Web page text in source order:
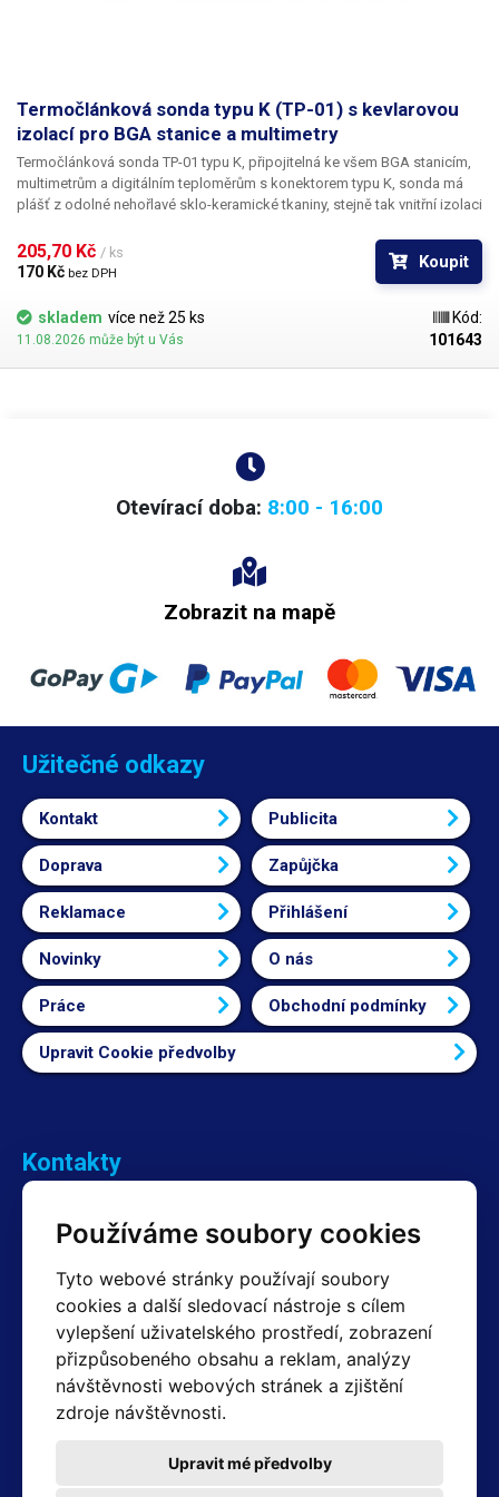
Používáme soubory cookies
Tyto webové stránky používají soubory
cookies a další sledovací nástroje s cílem
vylepšení uživatelského prostředí, zobrazení
přizpůsobeného obsahu a reklam, analýzy
návštěvnosti webových stránek a zjištění
zdroje návštěvnosti.
Upravit mé předvolby
Termočlánková sonda typu K (TP-01) s kevlarovou
izolací pro BGA stanice a multimetry
Termočlánková sonda TP-01 typu K, připojitelná ke všem BGA stanicím,
multimetrům a digitálním teploměrům s konektorem typu K, sonda má
plášť z odolné nehořlavé sklo-keramické tkaniny, stejně tak vnitřní izolaci
při teplotě 400°C). Sonda je identická se sondou dodávanou k
digitálnímu teploměru TM-902C - použitelná jako náhradní díl. Sonda je
vhodná k měření teploty vzduchu a k měření povrchové teploty a může
být napevno připevněna k měřeným objektům. Ideální pro
rework BGA
čipů, kdy je zapotřebí monitorovat teplotu čipu nebo pro pájení citlivých
Použitýmateriál termočlánku - chrom a hliník(Cr-Al). Ideální pro
205,70 Kč / ks
170 Kč bez DPH
Koupit
skladem více než 25 ks
11.08.2026 může být u Vás
Kód:
101643
Otevírací doba: 8:00 - 16:00
Zobrazit na mapě
Užitečné odkazy
Kontakt Publicita
Doprava Zapůjčka
Reklamace Přihlášení
Novinky O nás
Práce Obchodní podmínky
Upravit Cookie předvolby
Kontakty
+420 603 357 606 +420 605 234 204
Fakturační a expediční oddělení
+420 605 259 759 (Po–Pá: 7:30 – 15:00)
Technické oddělení
+420 603 355 085 (Po–Pá: 8:00 – 16:00)
servis@hotair.cz
Platba jen v hotovosti